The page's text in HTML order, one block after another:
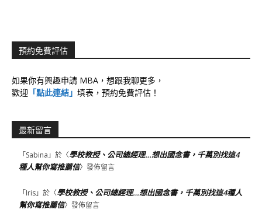
預約免費評估
如果你有興趣申請 MBA，想跟我聊更多，
歡迎 「點此連結」 填表，預約免費評估！
最新留言
「Sabina 」於〈學校教授、公司總經理…想出國念書，千萬別找這4
種人幫你寫推薦信〉發佈留言
「Iris」於〈學校教授、公司總經理…想出國念書，千萬別找這4種人
幫你寫推薦信〉發佈留言